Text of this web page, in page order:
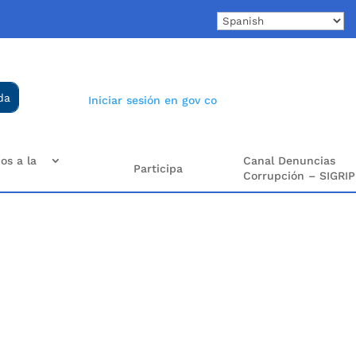
Iniciar sesión en gov co
a la
Participa
Canal Denuncias
Corrupción – SIGRIP